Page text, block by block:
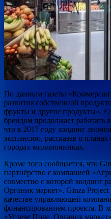
По данным газеты
развития собственной
фрукты и другие продукты».
брендом продолжает
что в 2017 году холдинг
экспансию, рассказав о
городах-миллионниках.
Кроме того сообщается, что
партнёрство с компанией
совместно с которой холдинг
Органик маркет». Ginza Project
качестве управляющей
финансированием проекта. В
«Углече Поле. Органик